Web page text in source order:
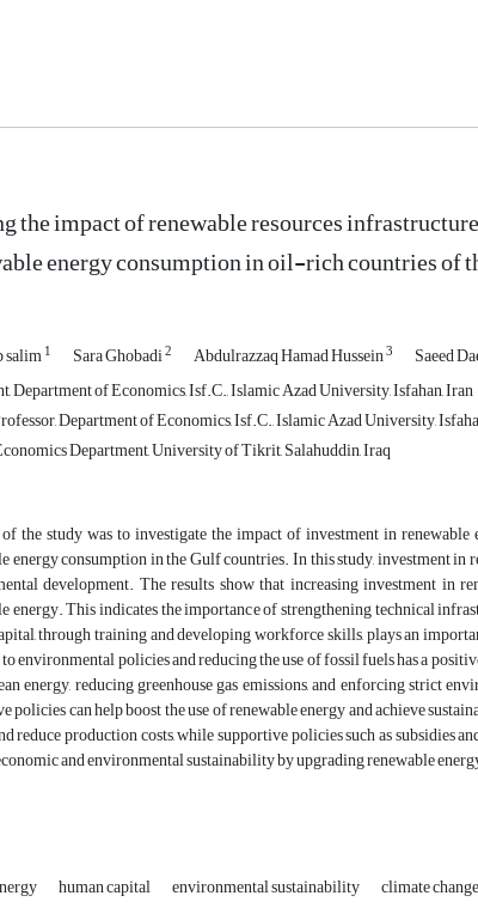
the impact of renewable resources
energy consumption in oil-rich countries of
salim1 Sara Ghobadi2 Abdulrazzaq Hamad Hussein3 Saeed
Department of Economics, Isf.C., Islamic Azad University, Isfahan, Iran
Department of Economics, Isf.C., Islamic Azad University,
Department, University of Tikrit, Salahuddin, Iraq
the study was to investigate the impact of investment in
energy consumption in the Gulf countries. In this study, investment
development. The results show that increasing investment in
energy. This indicates the importance of strengthening technical
through training and developing workforce skills, plays an
environmental policies and reducing the use of fossil fuels has a
energy, reducing greenhouse gas emissions, and enforcing strict
policies can help boost the use of renewable energy and achieve
reduce production costs, while supportive policies such as subsidies
and environmental sustainability by upgrading renewable
human capital environmental sustainability climate change